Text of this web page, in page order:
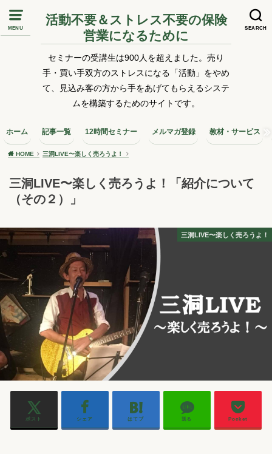
MENU SEARCH
活動不要＆ストレス不要の保険
営業になるために
セミナーの受講生は900人を超えました。売り
手・買い手双方のストレスになる「活動」をやめ
て、見込み客の方から手をあげてもらえるシステ
ムを構築するためのサイトです。
ホーム 記事一覧 12時間セミナー メルマガ登録 教材・サービス
HOME 三洞LIVE〜楽しく売ろうよ！
三洞LIVE〜楽しく売ろうよ！「紹介について
（その２）」
三洞LIVE〜楽しく売ろうよ！
ポスト シェア はてブ 送る Pocket